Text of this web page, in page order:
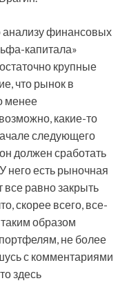
анализу финансовых
капитала»
крупные
что рынок в
менее
какие-то
следующего
должен сработать
него есть рыночная
все равно закрыть
скорее всего, все-
образом
не более
с комментариями
здесь